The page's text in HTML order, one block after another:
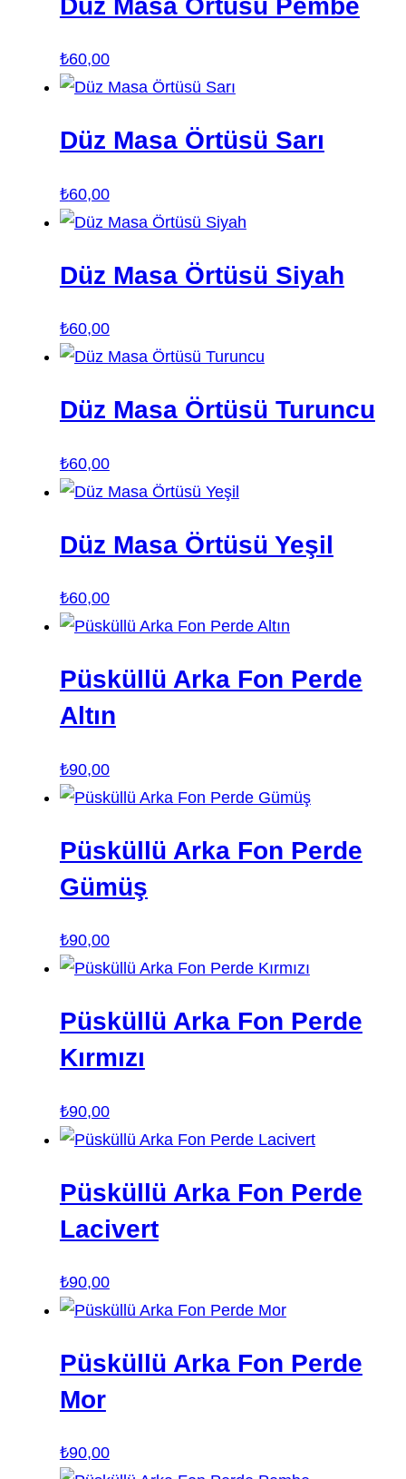
Düz Masa Örtüsü Pembe
₺60,00
Düz Masa Örtüsü Sarı
₺60,00
Düz Masa Örtüsü Siyah
₺60,00
Düz Masa Örtüsü Turuncu
₺60,00
Düz Masa Örtüsü Yeşil
₺60,00
Püsküllü Arka Fon Perde
Altın
₺90,00
Püsküllü Arka Fon Perde
Gümüş
₺90,00
Püsküllü Arka Fon Perde
Kırmızı
₺90,00
Püsküllü Arka Fon Perde
Lacivert
₺90,00
Püsküllü Arka Fon Perde
Mor
₺90,00